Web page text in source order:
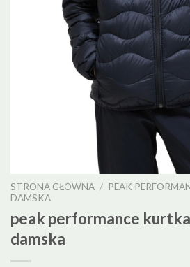
STRONA GŁÓWNA / PEAK
DAMSKA
peak performance
damska